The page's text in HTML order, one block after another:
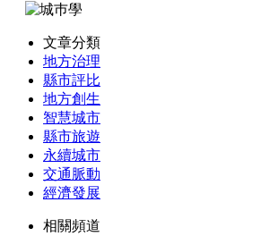
文章分類
地方治理
縣市評比
地方創生
智慧城市
縣市旅遊
永續城市
交通脈動
經濟發展
相關頻道